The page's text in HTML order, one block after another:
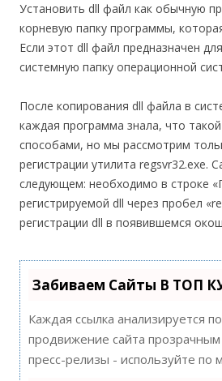
Установить dll файл как обычную
корневую папку программы,
Если этот dll файл предназначен
системную папку операционной
После копирования dll файла в
каждая программа знала, что
способами, но мы рассмотрим
регистрации утилита regsvr32.exe.
следующем: необходимо в строке
регистрируемой dll через пробел
регистрации dll в появившемся
Забиваем Сайты В ТОП
Каждая ссылка анализируется
продвижение сайта
пресс-релизы - используйте по